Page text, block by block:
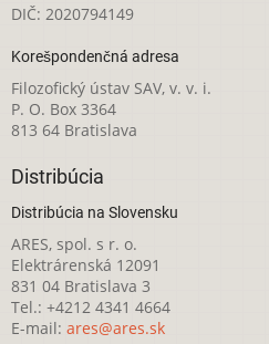
DIČ: 2020794149
Korešpondenčná adresa
Filozofický ústav SAV, v. v. i.
P. O. Box 3364
813 64 Bratislava
Distribúcia
Distribúcia na Slovensku
ARES, spol. s r. o.
Elektrárenská 12091
831 04 Bratislava 3
Tel.: +4212 4341 4664
E-mail: ares@ares.sk